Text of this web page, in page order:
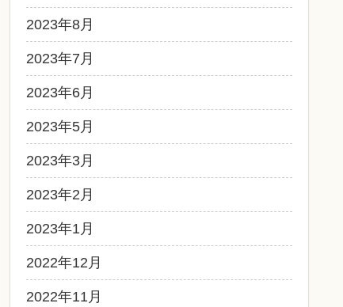
2023年8月
2023年7月
2023年6月
2023年5月
2023年3月
2023年2月
2023年1月
2022年12月
2022年11月